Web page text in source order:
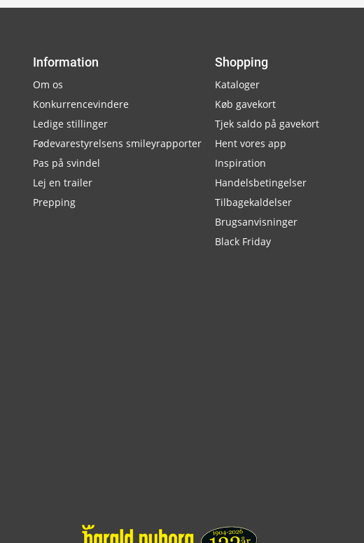
Information
Om os
Konkurrencevindere
Ledige stillinger
Fødevarestyrelsens smileyrapporter
Pas på svindel
Lej en trailer
Prepping
Shopping
Kataloger
Køb gavekort
Tjek saldo på gavekort
Hent vores app
Inspiration
Handelsbetingelser
Tilbagekaldelser
Brugsanvisninger
Black Friday